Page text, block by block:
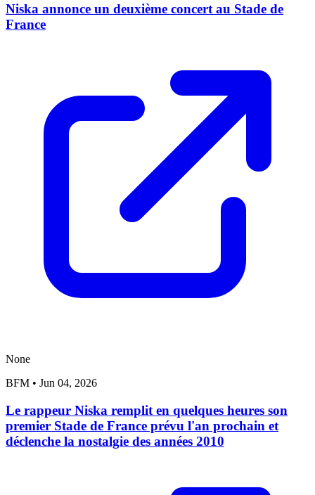
Niska annonce un deuxième concert au Stade de
France
None
BFM • Jun 04, 2026
Le rappeur Niska remplit en quelques heures son
premier Stade de France prévu l'an prochain et
déclenche la nostalgie des années 2010